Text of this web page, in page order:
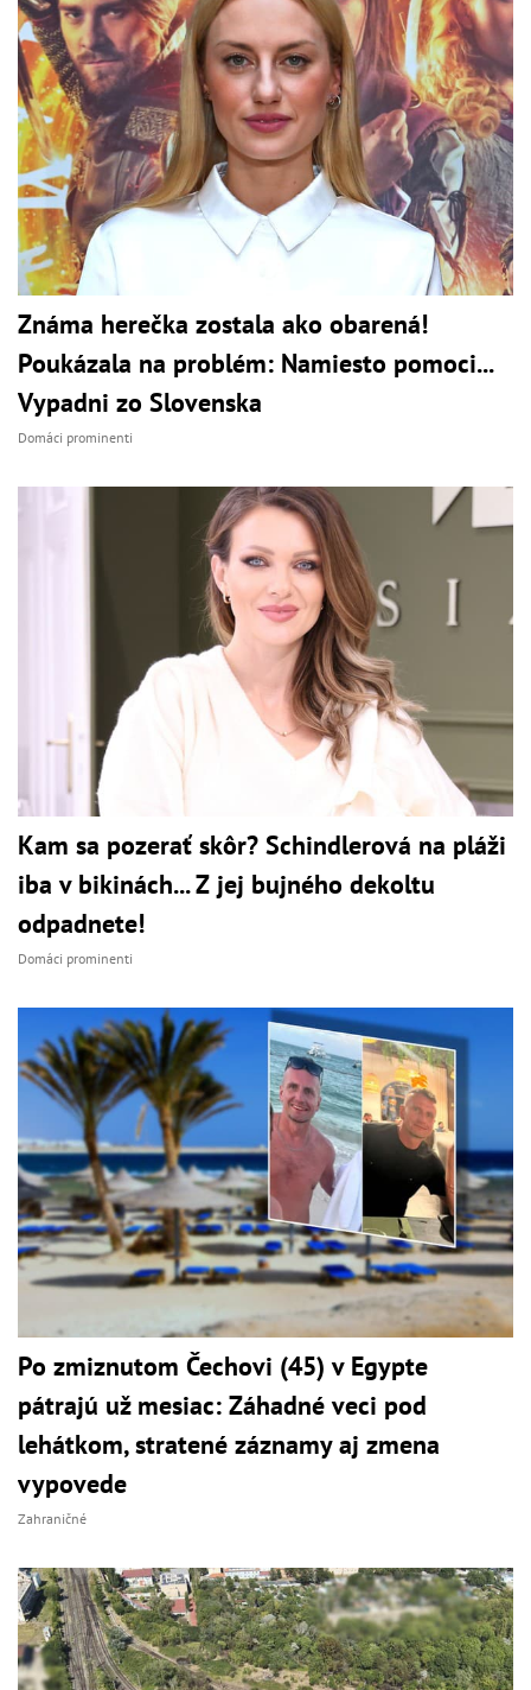
Známa herečka zostala ako obarená!
Poukázala na problém: Namiesto pomoci...
Vypadni zo Slovenska
Domáci prominenti
Kam sa pozerať skôr? Schindlerová na pláži
iba v bikinách... Z jej bujného dekoltu
odpadnete!
Domáci prominenti
Po zmiznutom Čechovi (45) v Egypte
pátrajú už mesiac: Záhadné veci pod
lehátkom, stratené záznamy aj zmena
vypovede
Zahraničné